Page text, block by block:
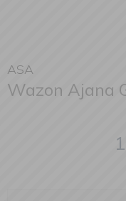
ASA
Wazon Ajana